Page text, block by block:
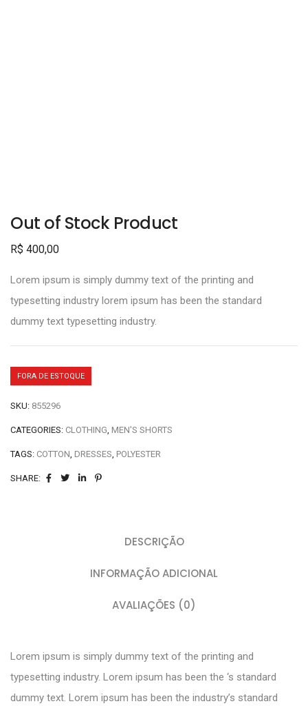
Out of Stock Product
R$ 400,00
Lorem ipsum is simply dummy text of the printing and
typesetting industry lorem ipsum has been the standard
dummy text typesetting industry.
FORA DE ESTOQUE
SKU: 855296
CATEGORIES: CLOTHING, MEN'S SHORTS
TAGS: COTTON, DRESSES, POLYESTER
SHARE:
DESCRIÇÃO
INFORMAÇÃO ADICIONAL
AVALIAÇÕES (0)
Lorem ipsum is simply dummy text of the printing and
typesetting industry. Lorem ipsum has been the ‘s standard
dummy text. Lorem ipsum has been the industry’s standard